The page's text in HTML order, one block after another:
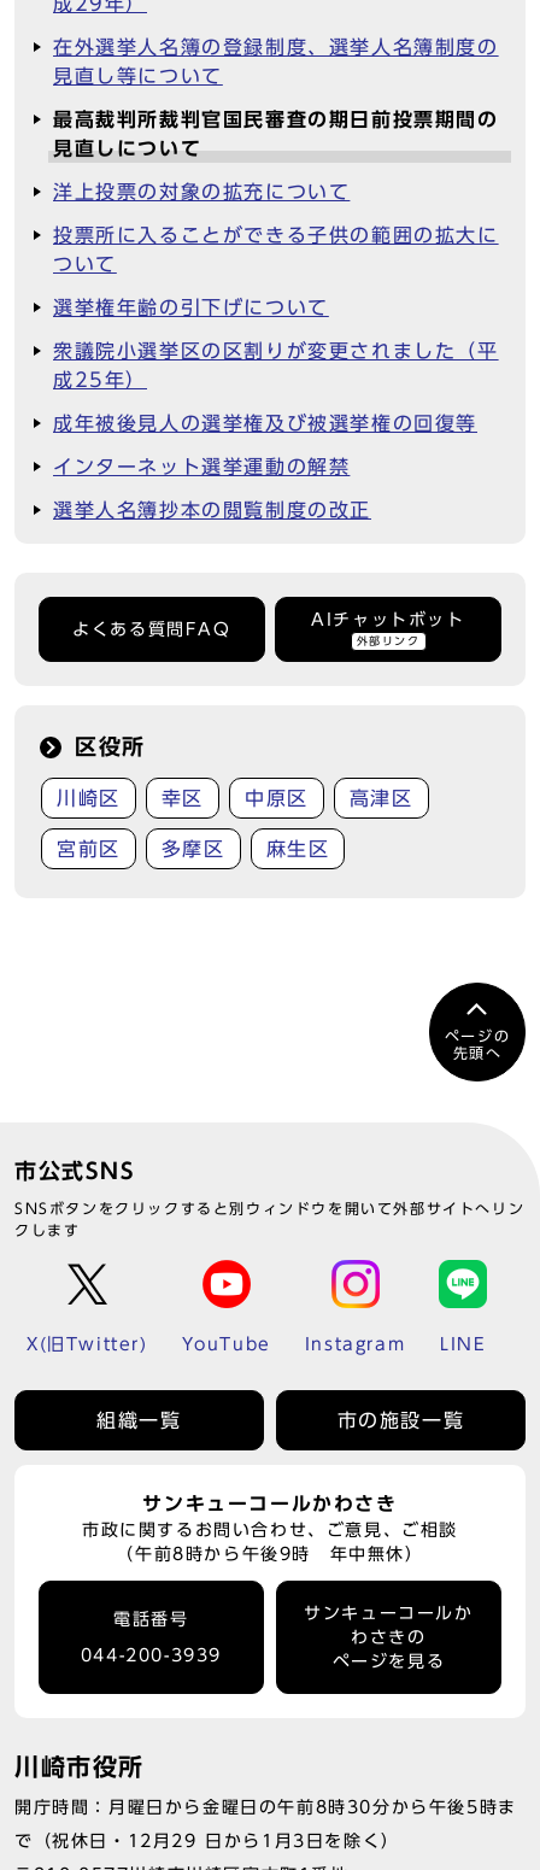
在外選挙人名簿の登録制度、選挙人名簿制度の
見直し等について
最高裁判所裁判官国民審査の期日前投票期間の
見直しについて
洋上投票の対象の拡充について
投票所に入ることができる子供の範囲の拡大に
ついて
選挙権年齢の引下げについて
衆議院小選挙区の区割りが変更されました（平
成25年）
成年被後見人の選挙権及び被選挙権の回復等
インターネット選挙運動の解禁
選挙人名簿抄本の閲覧制度の改正
よくある質問FAQ
AIチャットボット
外部リンク
区役所
川崎区 幸区 中原区 高津区
宮前区 多摩区 麻生区
ページの
先頭へ
市公式SNS
SNSボタンをクリックすると別ウィンドウを開いて外部サイトへリン
クします
X(旧Twitter) YouTube Instagram LINE
組織一覧 市の施設一覧
サンキューコールかわさき
市政に関するお問い合わせ、ご意見、ご相談
（午前8時から午後9時 年中無休）
電話番号
044-200-3939
サンキューコールか
わさきの
ページを見る
川崎市役所
開庁時間：月曜日から金曜日の午前8時30分から午後5時ま
で（祝休日・12月29 日から1月3日を除く）